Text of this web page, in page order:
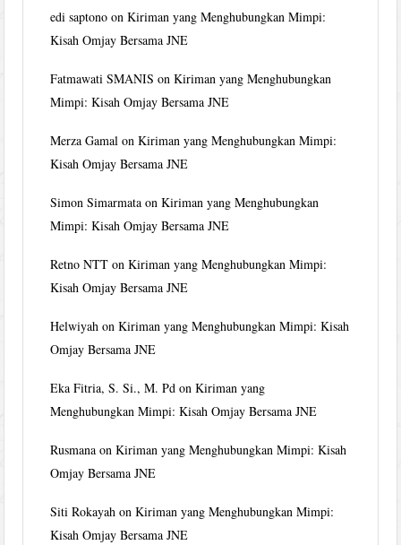
edi saptono onKiriman yang Menghubungkan Mimpi:
Kisah Omjay Bersama JNE
Fatmawati SMANIS onKiriman yang Menghubungkan
Mimpi: Kisah Omjay Bersama JNE
Merza Gamal onKiriman yang Menghubungkan Mimpi:
Kisah Omjay Bersama JNE
Simon Simarmata onKiriman yang Menghubungkan
Mimpi: Kisah Omjay Bersama JNE
Retno NTT onKiriman yang Menghubungkan Mimpi:
Kisah Omjay Bersama JNE
Helwiyah onKiriman yang Menghubungkan Mimpi: Kisah
Omjay Bersama JNE
Eka Fitria, S. Si., M. Pd onKiriman yang
Menghubungkan Mimpi: Kisah Omjay Bersama JNE
Rusmana onKiriman yang Menghubungkan Mimpi: Kisah
Omjay Bersama JNE
Siti Rokayah onKiriman yang Menghubungkan Mimpi:
Kisah Omjay Bersama JNE